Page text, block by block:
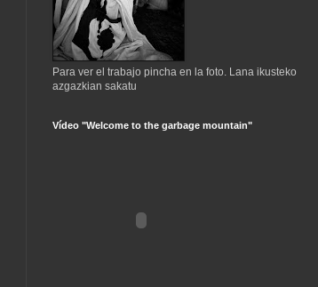
Para ver el trabajo pincha en la foto. Lana ikusteko
azgazkian sakatu
Vídeo "Welcome to the garbage mountain"